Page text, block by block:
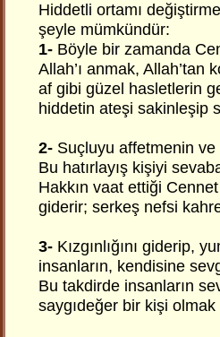
Hiddetli ortamı
şeyle mümkündür:
1- Böyle bir zamanda
Allah’ı anmak,
af gibi güzel hasletlerin
hiddetin ateşi sakinleşip
2- Suçluyu affetmenin ve
Bu hatırlayış kişiyi
Hakkın vaat ettiği
giderir; serkeş nefsi
3- Kızgınlığını giderip,
insanların, kendisine
Bu takdirde insanların
saygıdeğer bir kişi